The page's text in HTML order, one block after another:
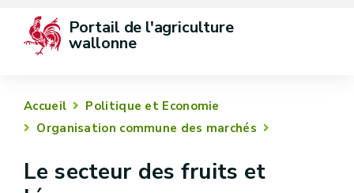
Portail de l'agriculture
wallonne
Accueil
Politique et Economie
Organisation commune des marchés
Le secteur des fruits et